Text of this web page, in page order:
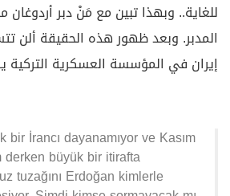
للغاية.. وبهذا تبين مع مَنْ دبر أردوغان
المدبر. وبعد ظهور هذه الحقيقة ألن
إيران في المؤسسة العسكرية التركية
İrancı dayanamıyor ve Kasım
derken büyük bir itirafta
tuzağını Erdoğan kimlerle